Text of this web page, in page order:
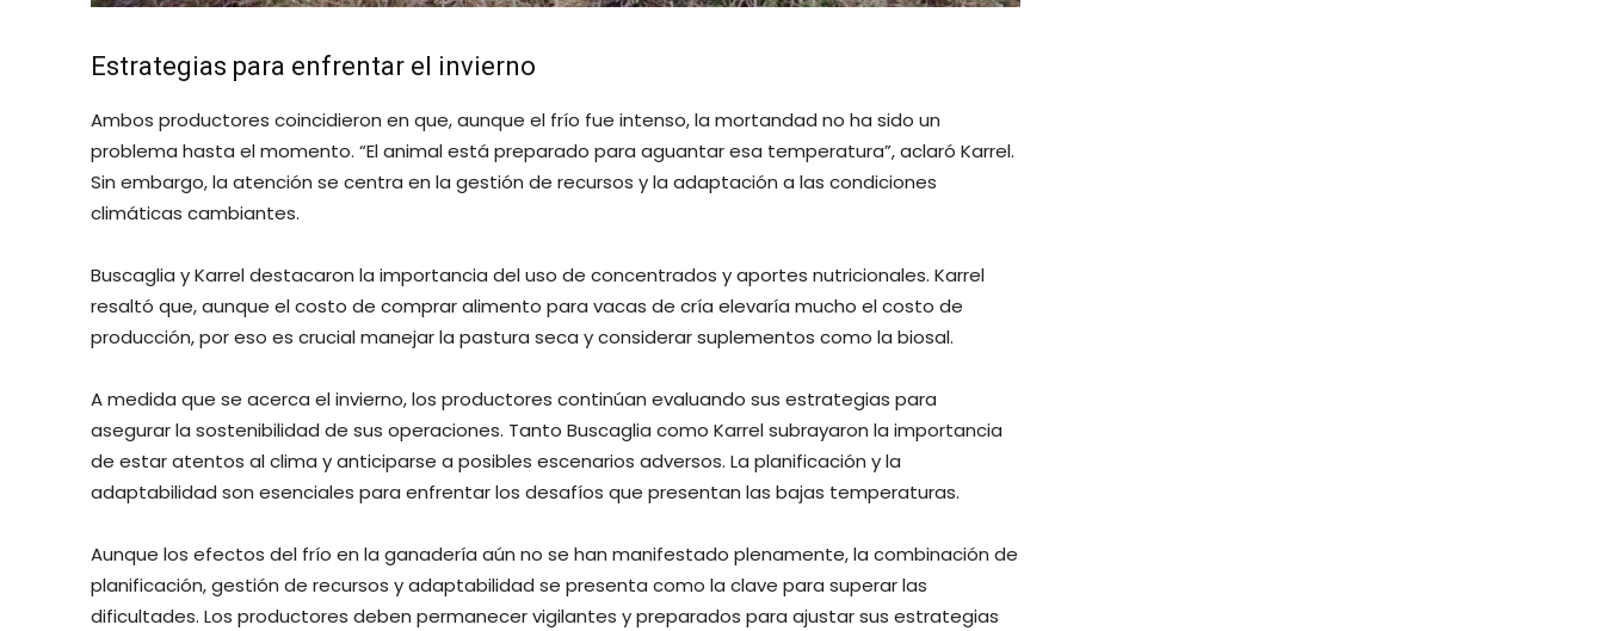
Estrategias para enfrentar el invierno
Ambos productores coincidieron en que, aunque el frío fue intenso, la mortandad no ha sido un
problema hasta el momento. “El animal está preparado para aguantar esa temperatura”, aclaró Karrel.
Sin embargo, la atención se centra en la gestión de recursos y la adaptación a las condiciones
climáticas cambiantes.
Buscaglia y Karrel destacaron la importancia del uso de concentrados y aportes nutricionales. Karrel
resaltó que, aunque el costo de comprar alimento para vacas de cría elevaría mucho el costo de
producción, por eso es crucial manejar la pastura seca y considerar suplementos como la biosal.
A medida que se acerca el invierno, los productores continúan evaluando sus estrategias para
asegurar la sostenibilidad de sus operaciones. Tanto Buscaglia como Karrel subrayaron la importancia
de estar atentos al clima y anticiparse a posibles escenarios adversos. La planificación y la
adaptabilidad son esenciales para enfrentar los desafíos que presentan las bajas temperaturas.
Aunque los efectos del frío en la ganadería aún no se han manifestado plenamente, la combinación de
planificación, gestión de recursos y adaptabilidad se presenta como la clave para superar las
dificultades. Los productores deben permanecer vigilantes y preparados para ajustar sus estrategias